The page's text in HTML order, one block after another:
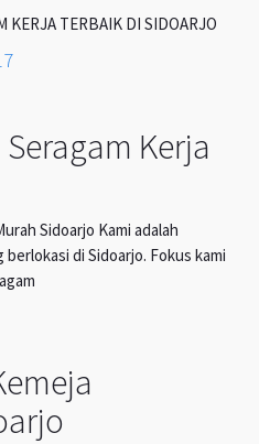
KERJA TERBAIK DI SIDOARJO
Kerja
Sidoarjo Kami adalah
di Sidoarjo. Fokus kami